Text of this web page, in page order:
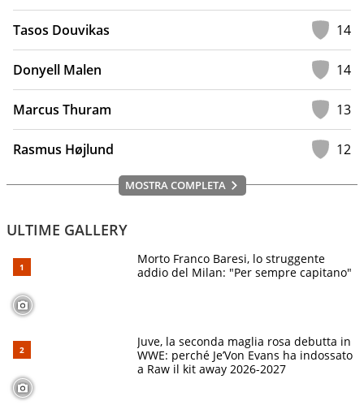
Tasos Douvikas 14
Donyell Malen 14
Marcus Thuram 13
Rasmus Højlund 12
MOSTRA COMPLETA
ULTIME GALLERY
Morto Franco Baresi, lo struggente
addio del Milan: "Per sempre capitano"
Juve, la seconda maglia rosa debutta in
WWE: perché Je’Von Evans ha indossato
a Raw il kit away 2026-2027